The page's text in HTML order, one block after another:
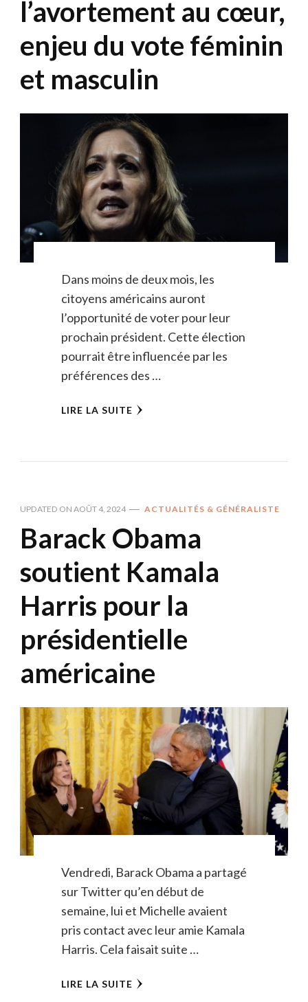
l’avortement au cœur,
enjeu du vote féminin
et masculin
Dans moins de deux mois, les
citoyens américains auront
l’opportunité de voter pour leur
prochain président. Cette élection
pourrait être influencée par les
préférences des …
LIRE LA SUITE
UPDATED ON AOÛT 4, 2024 ACTUALITÉS & GÉNÉRALISTE
Barack Obama
soutient Kamala
Harris pour la
présidentielle
américaine
Vendredi, Barack Obama a partagé
sur Twitter qu’en début de
semaine, lui et Michelle avaient
pris contact avec leur amie Kamala
Harris. Cela faisait suite …
LIRE LA SUITE